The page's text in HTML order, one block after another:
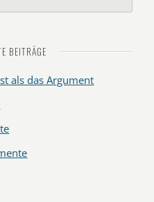
BEITRÄGE
als das Argument